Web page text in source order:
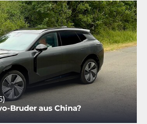
Bruder aus China?